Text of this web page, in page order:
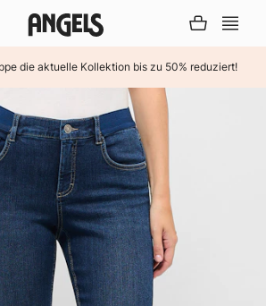
die aktuelle Kollektion bis zu 50% reduziert!